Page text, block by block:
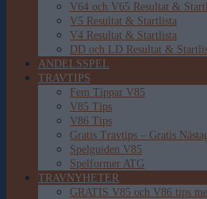
V64 och V65 Resultat &
V5 Resultat & Startlista
V4 Resultat & Startlista
DD och LD Resultat &
ANDELSSPEL
TRAVTIPS
Fem Tippar V85
V85 Tips
V86 Tips
Gratis Travtips – Gratis
Spelguiden V85
Spelformer ATG
TRAVNYHETER
GRATIS V85 och V86 tips